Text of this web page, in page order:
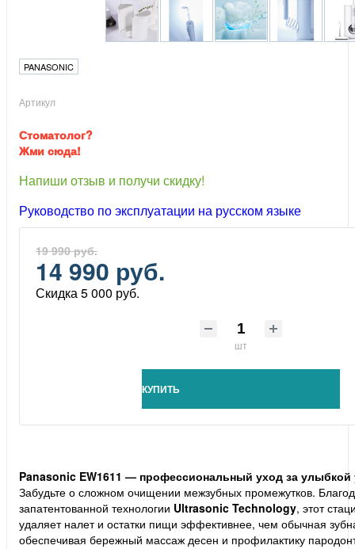
PANASONIC
Артикул
Стоматолог?
Жми сюда!
Напиши отзыв и получи скидку!
Руководство по эксплуатации на русском языке
19 990 руб.
14 990 руб.
Скидка 5 000 руб.
шт
КУПИТЬ
Panasonic EW1611 — профессиональный уход за улыбкой
Забудьте о сложном очищении межзубных промежутков.
запатентованной технологии Ultrasonic Technology, этот
удаляет налет и остатки пищи эффективнее, чем обычная
обеспечивая бережный массаж десен и профилактику